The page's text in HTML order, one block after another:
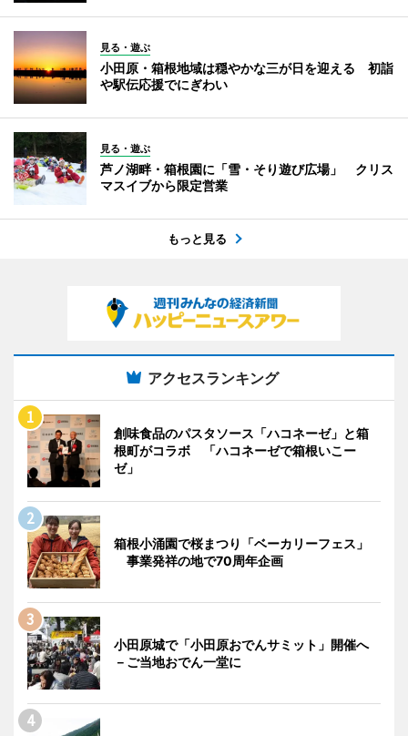
見る・遊ぶ
小田原・箱根地域は穏やかな三が日を迎える 初詣
や駅伝応援でにぎわい
見る・遊ぶ
芦ノ湖畔・箱根園に「雪・そり遊び広場」 クリス
マスイブから限定営業
もっと見る
アクセスランキング
創味食品のパスタソース「ハコネーゼ」と箱
根町がコラボ 「ハコネーゼで箱根いこー
ゼ」
箱根小涌園で桜まつり「ベーカリーフェス」
事業発祥の地で70周年企画
小田原城で「小田原おでんサミット」開催へ
－ご当地おでん一堂に